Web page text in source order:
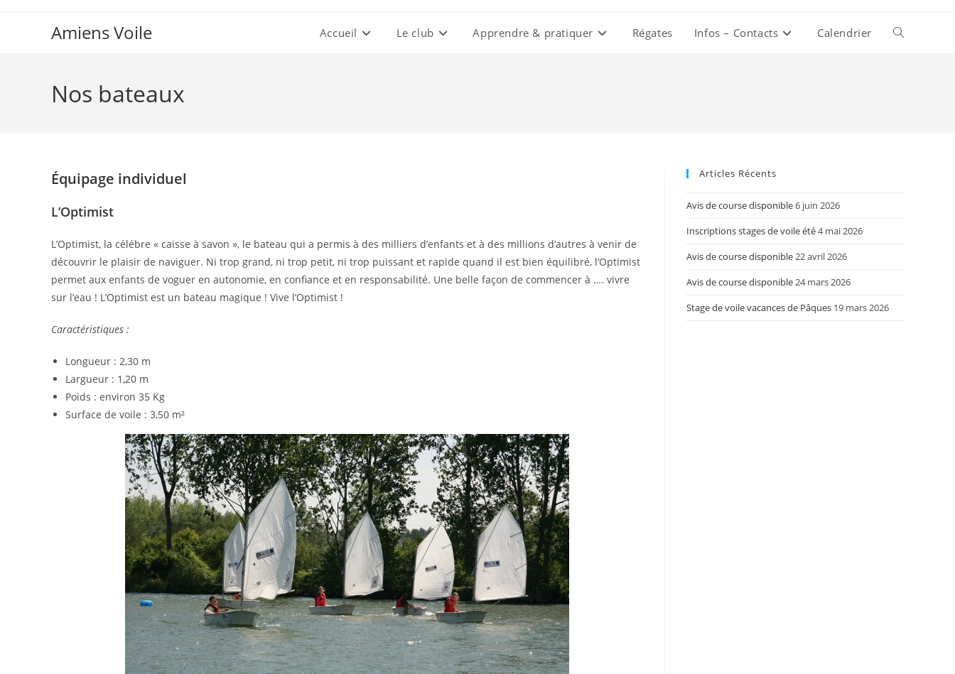
Amiens Voile Accueil Le club Apprendre & pratiquer Régates Infos – Contacts Calendrier Toggle
Nos bateaux
Équipage individuel
L’Optimist
L’Optimist, la célébre « caisse à savon », le bateau qui a permis à des milliers d’enfants et à des millions d’autres à venir de
découvrir le plaisir de naviguer. Ni trop grand, ni trop petit, ni trop puissant et rapide quand il est bien équilibré, l’Optimist
permet aux enfants de voguer en autonomie, en confiance et en responsabilité. Une belle façon de commencer à …. vivre
sur l’eau ! L’Optimist est un bateau magique ! Vive l’Optimist !
Caractéristiques :
Longueur : 2,30 m
Largueur : 1,20 m
Poids : environ 35 Kg
Surface de voile : 3,50 m²
Articles Récents
Avis de course disponible6 juin 2026
Inscriptions stages de voile été4 mai 2026
Avis de course disponible22 avril 2026
Avis de course disponible24 mars 2026
Stage de voile vacances de Pâques 19 mars 2026